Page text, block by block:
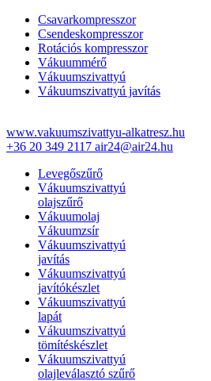
Csavarkompresszor
Csendeskompresszor
Rotációs kompresszor
Vákuummérő
Vákuumszivattyú
Vákuumszivattyú javítás
www.vakuumszivattyu-alkatresz.hu
+36 20 349 2117 air24@air24.hu
Levegőszűrő
Vákuumszivattyú
olajszűrő
Vákuumolaj
Vákuumzsír
Vákuumszivattyú
javítás
Vákuumszivattyú
javítókészlet
Vákuumszivattyú
lapát
Vákuumszivattyú
tömítéskészlet
Vákuumszivattyú
olajleválasztó szűrő